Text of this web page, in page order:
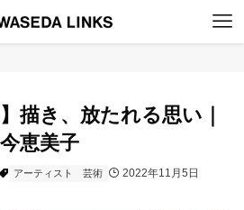
描き、放たれる思い｜
恵美子
アーティスト 芸術 2022年11月5日